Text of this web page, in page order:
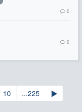
0
0
10 ...225 ▶